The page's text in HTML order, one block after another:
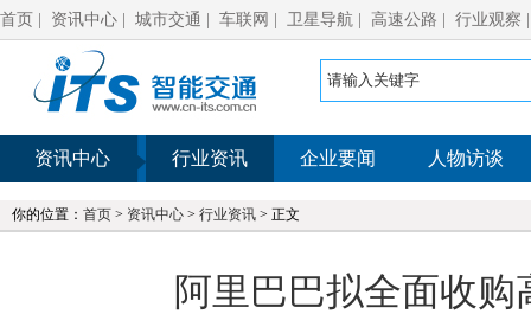
首页 资讯中心 城市交通 车联网 卫星导航 高速公路 行业观察
资讯中心 行业资讯 企业要闻 人物访谈
你的位置： 首页 > 资讯中心 > 行业资讯 > 正文
阿里巴巴拟全面收购